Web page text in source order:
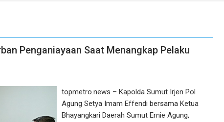
Penganiayaan Saat Menangkap Pelaku
topmetro.news – Kapolda Sumut Irjen Pol
Agung Setya Imam Effendi bersama Ketua
Bhayangkari Daerah Sumut Ernie Agung,